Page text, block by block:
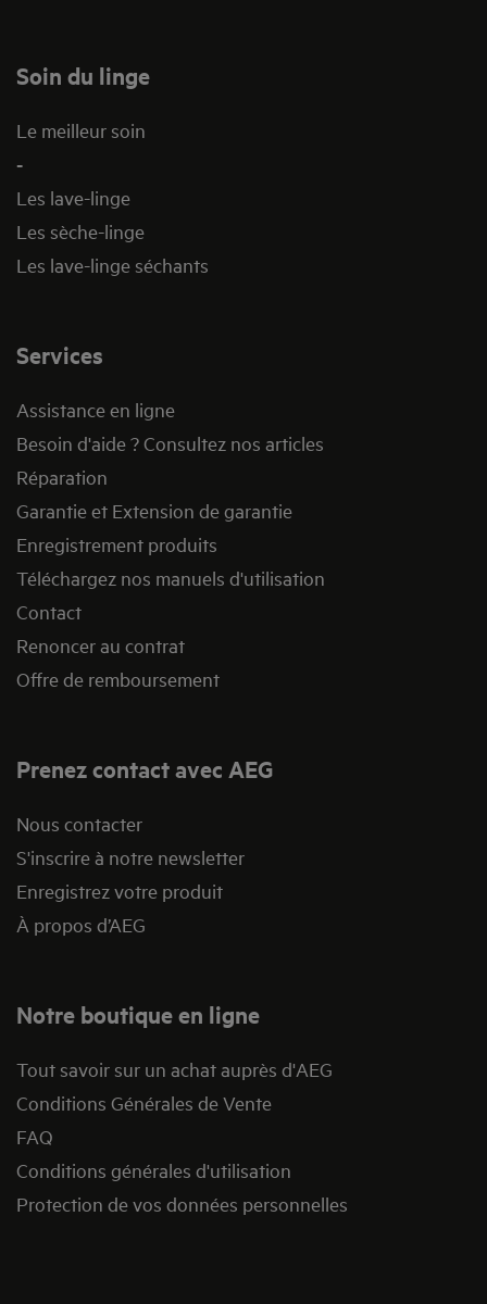
Soin du linge
Le meilleur soin
-
Les lave-linge
Les sèche-linge
Les lave-linge séchants
Services
Assistance en ligne
Besoin d'aide ? Consultez nos articles
Réparation
Garantie et Extension de garantie
Enregistrement produits
Téléchargez nos manuels d'utilisation
Contact
Renoncer au contrat
Offre de remboursement
Prenez contact avec AEG
Nous contacter
S'inscrire à notre newsletter
Enregistrez votre produit
À propos d’AEG
Notre boutique en ligne
Tout savoir sur un achat auprès d'AEG
Conditions Générales de Vente
FAQ
Conditions générales d'utilisation
Protection de vos données personnelles